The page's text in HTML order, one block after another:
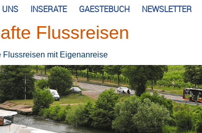
UNS INSERATE GAESTEBUCH NEWSLETTER
Flussreisen
Flussreisen mit Eigenanreise